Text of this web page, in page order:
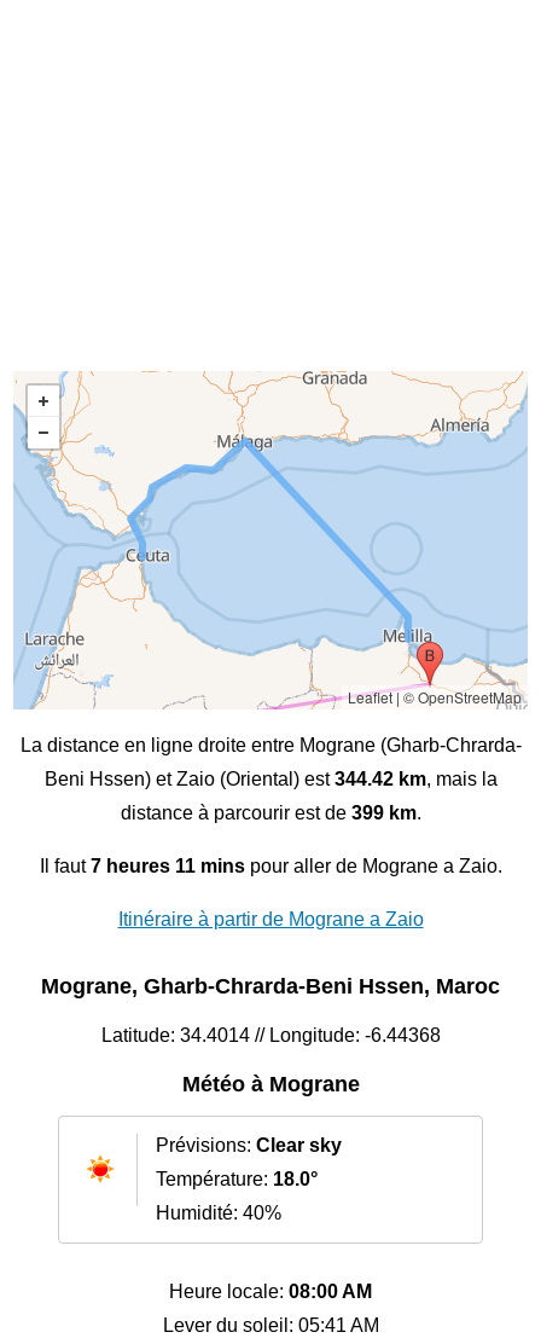
Leaflet|© OpenStreetMap
La distance en ligne droite entre Mograne (Gharb-Chrarda-
Beni Hssen) et Zaio (Oriental) est344.42 km, mais la
distance à parcourir est de 399 km.
Il faut7 heures 11 minspour aller de Mograne a Zaio.
Itinéraire à partir de Mograne a Zaio
Mograne, Gharb-Chrarda-Beni Hssen, Maroc
Latitude: 34.4014 // Longitude: -6.44368
Météo à Mograne
Prévisions: Clear sky
Température: 18.0°
Humidité: 40%
Heure locale: 08:00 AM
Lever du soleil: 05:41 AM